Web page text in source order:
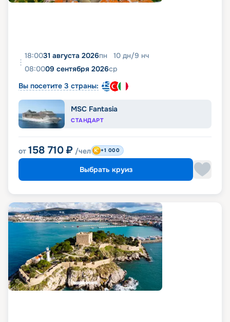
18:0031 августа 2026пн 10 дн/9 нч
08:0009 сентября 2026ср
Вы посетите 3 страны:
MSC Fantasia
СТАНДАРТ
от 158 710 ₽ /чел +1 000
Выбрать круиз